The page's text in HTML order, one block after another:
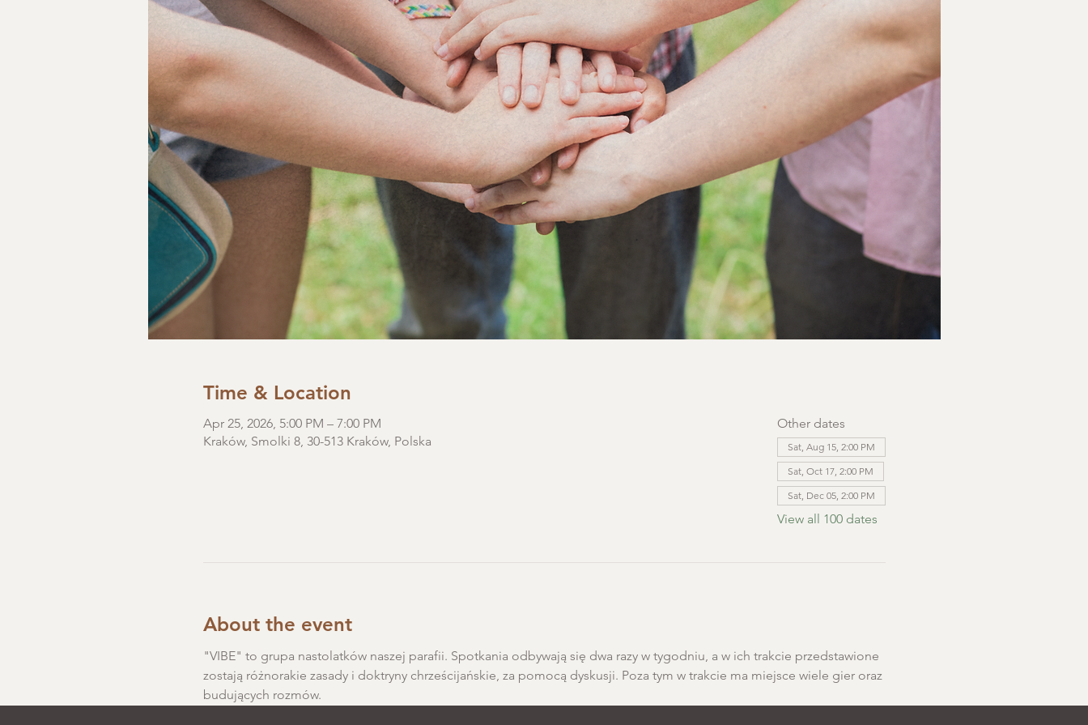
Time & Location
Apr 25, 2026, 5:00 PM – 7:00 PM
Kraków, Smolki 8, 30-513 Kraków, Polska
Other dates
Sat, Aug 15, 2:00 PM
Sat, Oct 17, 2:00 PM
Sat, Dec 05, 2:00 PM
View all 100 dates
About the event
"VIBE" to grupa nastolatków naszej parafii. Spotkania odbywają się dwa razy w tygodniu, a w ich trakcie przedstawione
zostają różnorakie zasady i doktryny chrześcijańskie, za pomocą dyskusji. Poza tym w trakcie ma miejsce wiele gier oraz
budujących rozmów.